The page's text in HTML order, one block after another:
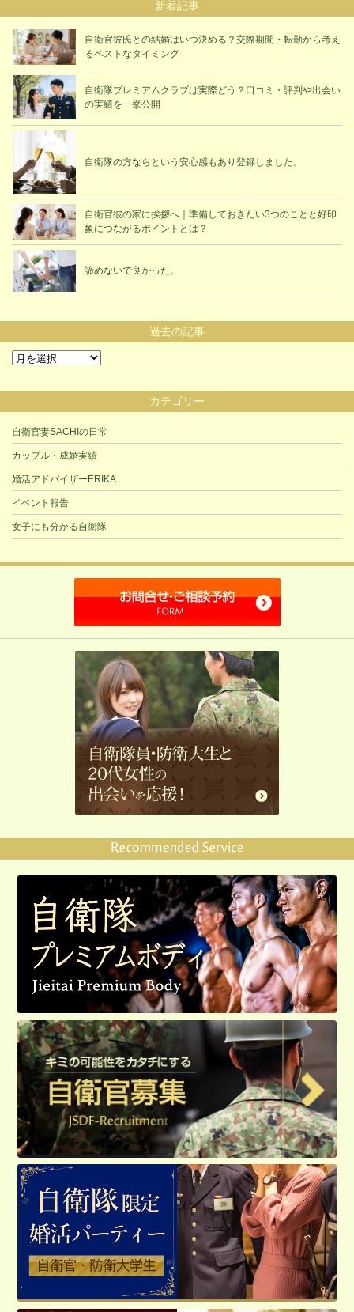
新着記事
自衛官彼氏との結婚はいつ決める？交際期間・転勤から考え
るベストなタイミング
自衛隊プレミアムクラブは実際どう？口コミ・評判や出会い
の実績を一挙公開
自衛隊の方ならという安心感もあり登録しました。
自衛官彼の家に挨拶へ｜準備しておきたい3つのことと好印
象につながるポイントとは？
諦めないで良かった。
過去の記事
の
カテゴリー
自衛官妻SACHIの日常
カップル・成婚実績
婚活アドバイザーERIKA
イベント報告
女子にも分かる自衛隊